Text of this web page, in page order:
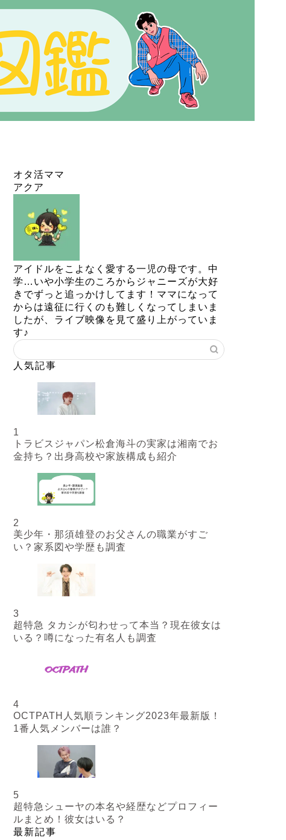
オタ活ママ
アクア
アイドルをこよなく愛する一児の母です。中
学…いや小学生のころからジャニーズが大好
きでずっと追っかけしてます！ママになって
からは遠征に行くのも難しくなってしまいま
したが、ライブ映像を見て盛り上がっていま
す♪
人気記事
1
トラビスジャパン松倉海斗の実家は湘南でお
金持ち？出身高校や家族構成も紹介
2
美少年・那須雄登のお父さんの職業がすご
い？家系図や学歴も調査
3
超特急 タカシが匂わせって本当？現在彼女は
いる？噂になった有名人も調査
4
OCTPATH人気順ランキング2023年最新版！
1番人気メンバーは誰？
5
超特急シューヤの本名や経歴などプロフィー
ルまとめ！彼女はいる？
最新記事